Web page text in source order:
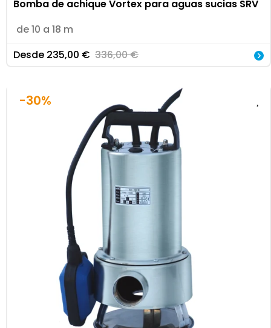
Bomba de achique Vortex para aguas sucias SRV
de 10 a 18 m
Desde 235,00 € 336,00€
-30%